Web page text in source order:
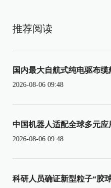
推荐阅读
国内最大自航式纯电驱布
2026-08-06 09:48
中国机器人适配全球多元应
2026-08-06 09:48
科研人员确证新型粒子“胶